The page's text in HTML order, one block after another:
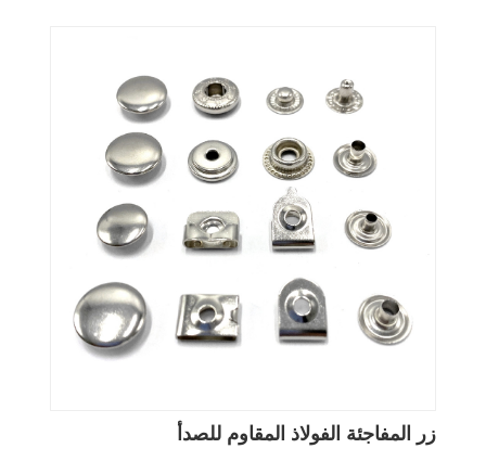
زر المفاجئة الفولاذ المقاوم للصدأ